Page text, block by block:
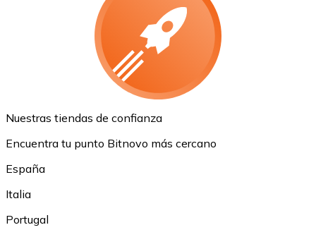
Nuestras tiendas de confianza
Encuentra tu punto Bitnovo más cercano
España
Italia
Portugal